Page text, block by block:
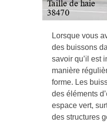
Lorsque vous
des buissons
savoir qu’il est
manière
forme. Les
des éléments
espace vert,
des structures